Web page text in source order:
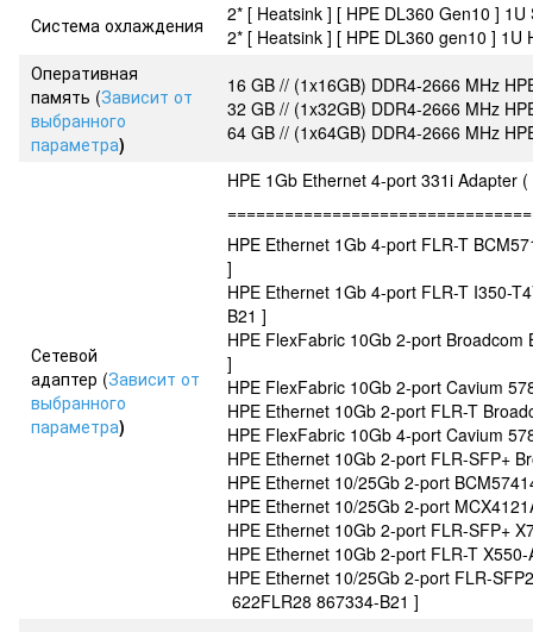
Система охлаждения
2* [ Heatsink ] [ HPE DL360 Gen10 ]
2* [ Heatsink ] [ HPE DL360 gen10 ]
Оперативная
память (Зависит от
выбранного
параметра)
16 GB // (1x16GB) DDR4-2666 MHz
32 GB // (1x32GB) DDR4-2666 MHz
64 GB // (1x64GB) DDR4-2666 MHz
Сетевой
адаптер (Зависит от
выбранного
параметра)
HPE 1Gb Ethernet 4-port 331i Adapter
HPE Ethernet 1Gb 4-port FLR-T
]
HPE Ethernet 1Gb 4-port FLR-T I350-
B21 ]
HPE FlexFabric 10Gb 2-port
]
HPE FlexFabric 10Gb 2-port Cavium
HPE Ethernet 10Gb 2-port FLR-T
HPE FlexFabric 10Gb 4-port Cavium
HPE Ethernet 10Gb 2-port FLR-SFP+
HPE Ethernet 10/25Gb 2-port
HPE Ethernet 10/25Gb 2-port
HPE Ethernet 10Gb 2-port FLR-SFP+
HPE Ethernet 10Gb 2-port FLR-T
HPE Ethernet 10/25Gb 2-port FLR-
622FLR28 867334-B21 ]